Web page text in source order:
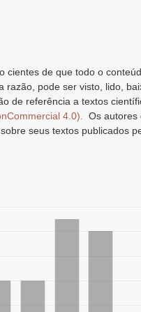
cientes de que todo o
razão, pode ser visto, lido,
de referência a textos
4.0).
Os autores
seus textos publicados